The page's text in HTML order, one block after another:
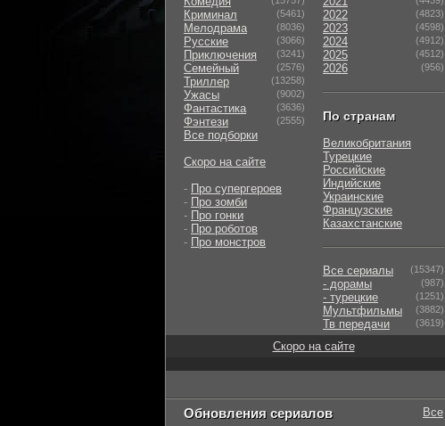
Криминал (5461)
Мелодрама (8036)
Русские (3066)
Приключения (3241)
Семейный (2576)
Триллер (13258)
Ужасы (9002)
Фантастика (3636)
Фэнтези (2555)
Все подборки
Скоро на сайте
- Про супергероев
- Про зомби
- Про гонки
- Про роботов
- Про монстров
2022 (4823)
2023 (4598)
2024 (4912)
2025 (4512)
2026 (956)
По странам
Великобритания
Турецкие
Российские
Индийские
Украинские
Французские
Казахстанские
Все сериалы (15347)
- дорамы (987)
- турецкие (1251)
Мультфильмы (3882)
Тв передачи (3619)
Скоро на сайте
Обновления сериалов Все